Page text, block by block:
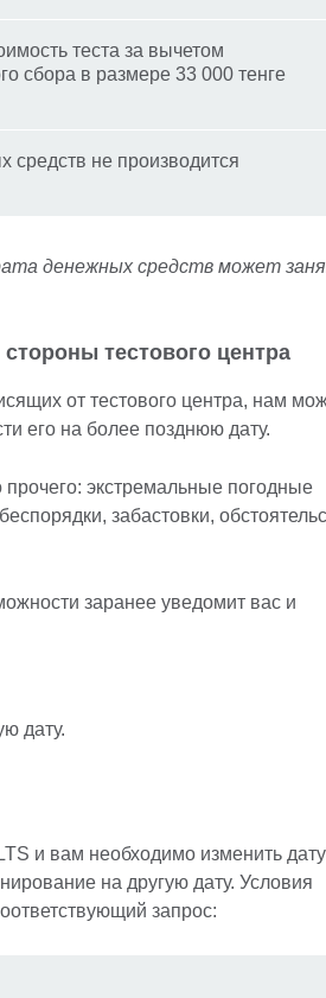
теста за вычетом
сбора в размере 33 000 тенге
средств не производится
денежных средств может
тестового центра
от тестового центра, нам
его на более позднюю дату.
прочего: экстремальные погодные
забастовки,
заранее уведомит вас и
дату.
и вам необходимо изменить
на другую дату. Условия
запрос: